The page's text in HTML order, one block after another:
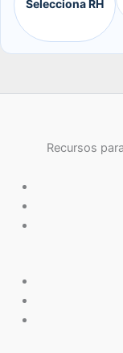
Selecciona RH
Recursos